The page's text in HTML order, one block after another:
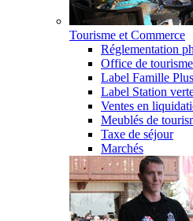
Tourisme et Commerce
Réglementation
Office de tourisme
Label Famille Plus
Label Station
Ventes en
Meublés de
Taxe de séjour
Marchés